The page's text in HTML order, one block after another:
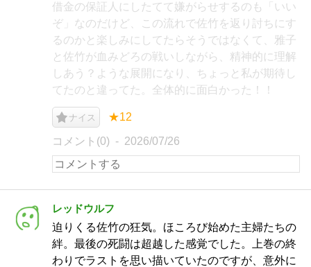
借金の保証人にしたてて嫌がらせするのも「いい
ぞ」なのだけど、この流れで佐竹を返り討ちにす
るのかと楽しみにしてたらそうではなくて、雅子
と佐竹が血みどろの戦いしながら、精神的に理解
しあう？ような展開になり、ちょっと私が期待し
てたのと違ってた。全体的に面白かった！！
ナイス ★12
コメント(0) 2026/07/26
レッドウルフ
迫りくる佐竹の狂気。ほころび始めた主婦たちの
絆。最後の死闘は超越した感覚でした。上巻の終
わりでラストを思い描いていたのですが、意外に